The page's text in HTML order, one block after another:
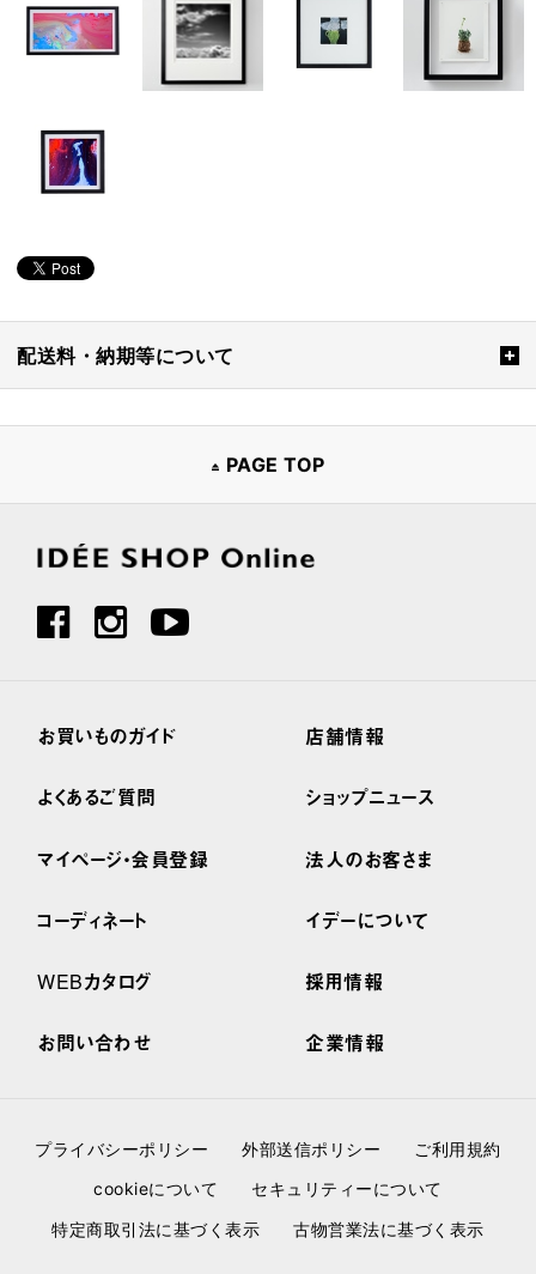
配送料・納期等について
PAGE TOP
お買いものガイド
よくあるご質問
マイページ・会員登録
コーディネート
WEBカタログ
お問い合わせ
店舗情報
ショップニュース
法人のお客さま
イデーについて
採用情報
企業情報
プライバシーポリシー 外部送信ポリシー
ご利用規約
cookieについて
セキュリティーについて
特定商取引法に基づく表示
古物営業法に基づく表示